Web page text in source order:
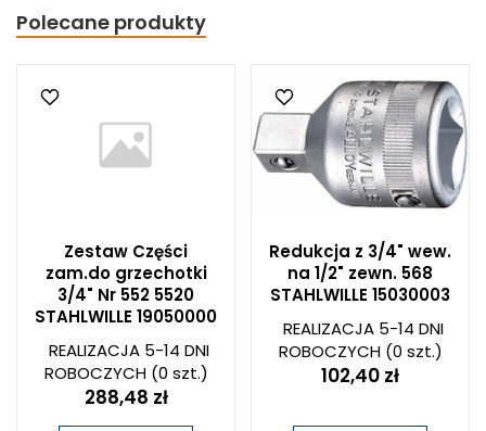
Polecane produkty
Zestaw Części
zam.do grzechotki
3/4" Nr 552 5520
STAHLWILLE 19050000
REALIZACJA 5-14 DNI
ROBOCZYCH(0 szt.)
288,48 zł
Redukcja z 3/4" wew.
na 1/2" zewn. 568
STAHLWILLE 15030003
REALIZACJA 5-14 DNI
ROBOCZYCH(0 szt.)
102,40 zł